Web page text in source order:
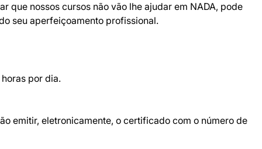
que nossos cursos não vão lhe ajudar em NADA, pode
seu aperfeiçoamento profissional.
por dia.
emitir, eletronicamente, o certificado com o número de